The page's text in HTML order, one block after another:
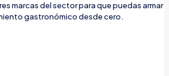
marcas del sector para que puedas armar
gastronómico desde cero.